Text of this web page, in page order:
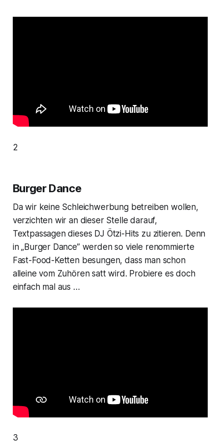
2
Burger Dance
Da wir keine Schleichwerbung betreiben wollen,
verzichten wir an dieser Stelle darauf,
Textpassagen dieses DJ Ötzi-Hits zu zitieren. Denn
in „Burger Dance” werden so viele renommierte
Fast-Food-Ketten besungen, dass man schon
alleine vom Zuhören satt wird. Probiere es doch
einfach mal aus …
3